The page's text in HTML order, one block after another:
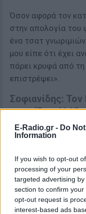
E-Radio.gr - Do
Information
If you wish to opt-out
processing of your
targeted advertising
section to confirm
opt-out request is
interest-based ads
Όσον αφορά τον
στην απολογία του
ένα τσατ
μου είπε ότι έχει
πάρει κρυφά από
επιστρέψει».
Σοφιανίδης:
γνωρίζω - Η
πάει στην
δεν θέλω να
«Όταν
70 ευρώ και από
ερημικό μέρος.
της είπα δεν θέλω
απείλησε ότι θα